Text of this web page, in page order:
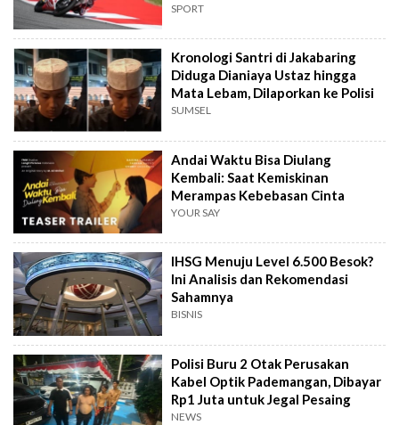
SPORT
Kronologi Santri di Jakabaring
Diduga Dianiaya Ustaz hingga
Mata Lebam, Dilaporkan ke Polisi
SUMSEL
Andai Waktu Bisa Diulang
Kembali: Saat Kemiskinan
Merampas Kebebasan Cinta
YOUR SAY
IHSG Menuju Level 6.500 Besok?
Ini Analisis dan Rekomendasi
Sahamnya
BISNIS
Polisi Buru 2 Otak Perusakan
Kabel Optik Pademangan, Dibayar
Rp1 Juta untuk Jegal Pesaing
NEWS